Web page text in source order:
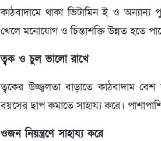
কাঠবাদামে থাকা ভিটামিন ই ও অন্যান্য
খেলে মনোযোগ ও চিন্তাশক্তি উন্নত হতে
ত্বক ও চুল ভালো রাখে
ত্বকের উজ্জ্বলতা বাড়াতে কাঠবাদাম
বয়সের ছাপ কমাতে সাহায্য করে।
ওজন নিয়ন্ত্রণে সাহায্য করে